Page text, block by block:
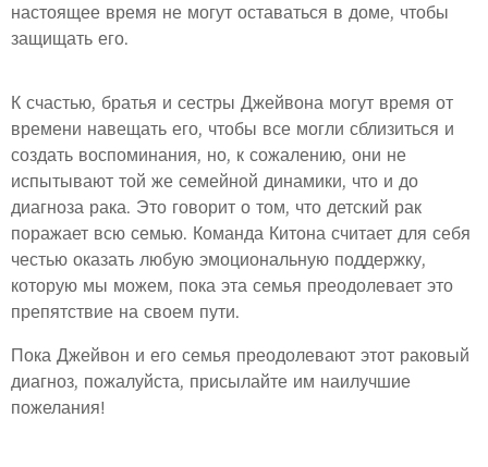
настоящее время не могут оставаться в доме, чтобы
защищать его.
К счастью, братья и сестры Джейвона могут время от
времени навещать его, чтобы все могли сблизиться и
создать воспоминания, но, к сожалению, они не
испытывают той же семейной динамики, что и до
диагноза рака. Это говорит о том, что детский рак
поражает всю семью. Команда Китона считает для себя
честью оказать любую эмоциональную поддержку,
которую мы можем, пока эта семья преодолевает это
препятствие на своем пути.
Пока Джейвон и его семья преодолевают этот раковый
диагноз, пожалуйста, присылайте им наилучшие
пожелания!